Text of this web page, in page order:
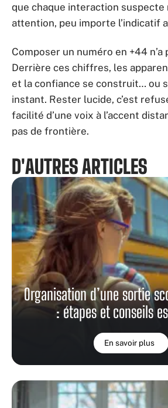
que chaque interaction
attention, peu importe l’indicatif
Composer un numéro en +44 n’a
Derrière ces chiffres, les
et la confiance se construit… ou
instant. Rester lucide, c’est
facilité d’une voix à l’accent
pas de frontière.
D'AUTRES ARTICLES
Organisation d’une sortie
: étapes et conseils
En savoir plus